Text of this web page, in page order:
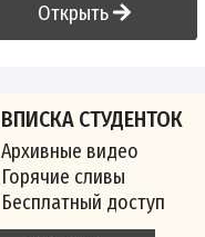
Открыть
ВПИСКА СТУДЕНТОК
Архивные видео
Горячие сливы
Бесплатный доступ